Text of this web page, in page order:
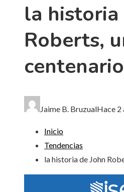
la historia
Roberts,
centenario
Jaime B. BruzualHace 2
Inicio
Tendencias
la historia de John